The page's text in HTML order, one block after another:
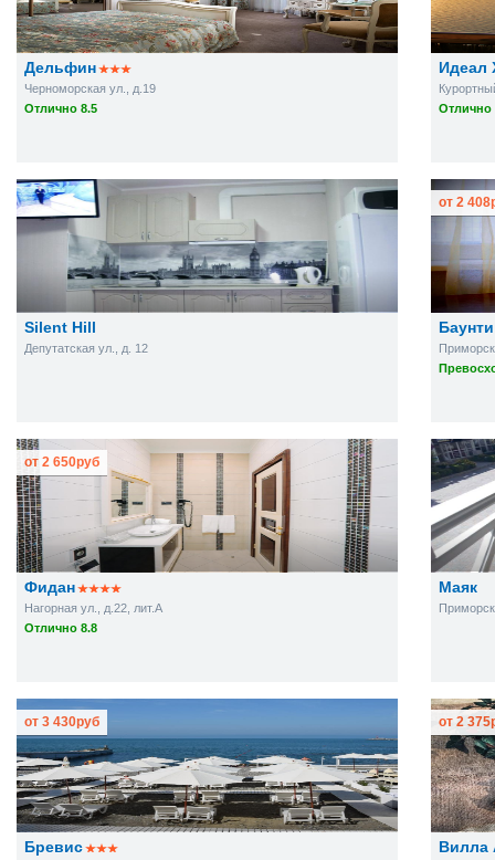
Дельфин
Черноморская ул., д.19
Отлично 8.5
Идеал
Отлично
Silent Hill
Депутатская ул., д. 12
от 2 408
Фидан
Нагорная ул., д.22, лит.А
Отлично 8.8
от 2 650руб
Маяк
Бревис
от 3 430руб
Вилла
от 2 375